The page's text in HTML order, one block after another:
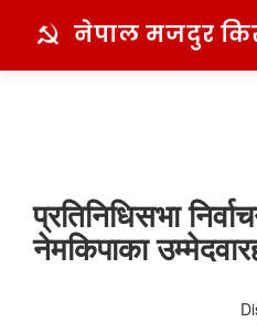
नेपाल मजदुर
प्रतिनिधिसभा
नेमकिपाका